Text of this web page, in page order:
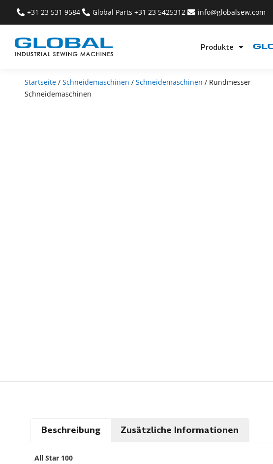
+31 23 531 9584 Global Parts +31 23 5425312 info@globalsew.com
Produkte
Startseite / Schneidemaschinen / Schneidemaschinen / Rundmesser-
Schneidemaschinen
Beschreibung Zusätzliche Informationen
All Star 100